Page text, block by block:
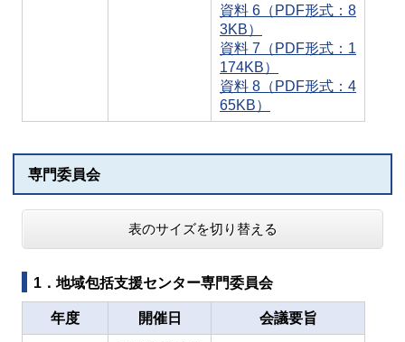
資料 6（PDF形式：8
3KB）
資料 7（PDF形式：1
174KB）
資料 8（PDF形式：4
65KB）
専門委員会
表のサイズを切り替える
1．地域包括支援センター専門委員会
年度 開催日 会議要旨